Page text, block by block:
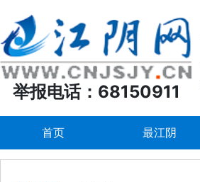
举报电话：68150911
首页 最江阴